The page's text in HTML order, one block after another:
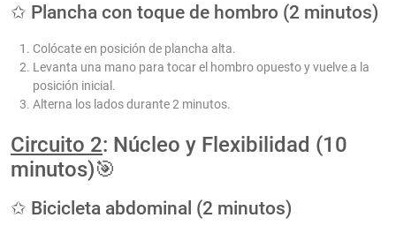
✩ Plancha con toque de hombro (2 minutos)
Colócate en posición de plancha alta.
Levanta una mano para tocar el hombro opuesto y vuelve a la
posición inicial.
Alterna los lados durante 2 minutos.
Circuito 2: Núcleo y Flexibilidad (10
minutos)🎯
✩ Bicicleta abdominal (2 minutos)